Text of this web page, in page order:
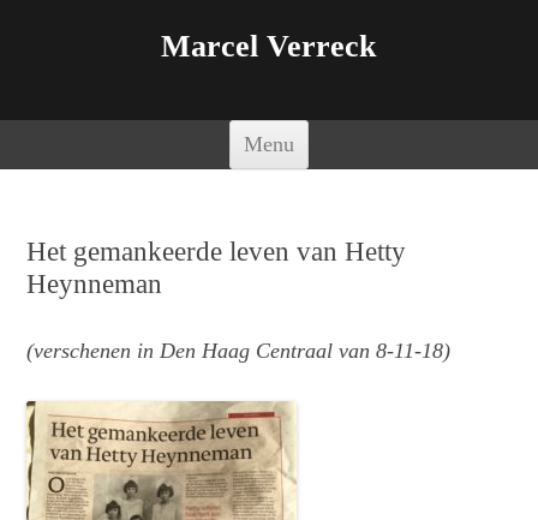
Marcel Verreck
Menu
Het gemankeerde leven van Hetty
Heynneman
(verschenen in Den Haag Centraal van 8-11-18)